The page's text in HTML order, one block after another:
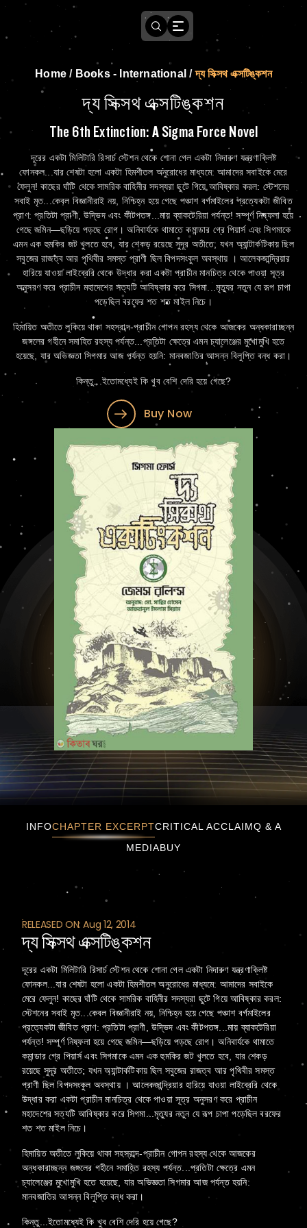
Home / Books - International /দ্য সিক্সথ এক্সটিঙ্কশন
দ্য সিক্সথ এক্সটিঙ্কশন
The 6th Extinction: A Sigma Force Novel
দূরের একটা মিলিটারি রিসার্চ স্টেশন থেকে শোনা গেল একটা নিদারুণ যন্ত্রণাক্লিষ্ট
ফোনকল...যার শেষটা হলো একটা হিমশীতল অনুরোধের মাধ্যমে: আমাদের সবাইকে মেরে
ফেলুন! কাছের ঘাঁটি থেকে সামরিক বাহিনীর সদস্যরা ছুটে গিয়ে আবিষ্কার করল: স্টেশনের
সবাই মৃত...কেবল বিজ্ঞানীরাই নয়, নিশ্চিহ্ন হয়ে গেছে পঞ্চাশ বর্গমাইলের প্রত্যেকটা জীবিত
প্রাণ: প্রতিটা প্রাণী, উদ্ভিদ এবং কীটপতঙ্গ...মায় ব্যাকটেরিয়া পর্যন্ত! সম্পূর্ণ নিষ্ফলা হয়ে
গেছে জমিন—ছড়িয়ে পড়ছে রোগ। অনিবার্যকে থামাতে কমান্ডার গ্রে পিয়ার্স এবং সিগমাকে
এমন এক হুমকির জট খুলতে হবে, যার শেকড় রয়েছে সুদূর অতীতে; যখন অ্যান্টার্কটিকায় ছিল
সবুজের রাজত্ব আর পৃথিবীর সমস্ত প্রাণী ছিল বিপদসংকুল অবস্থায় । আলেকজান্দ্রিয়ার
হারিয়ে যাওয়া লাইব্রেরি থেকে উদ্ধার করা একটা প্রাচীন মানচিত্র থেকে পাওয়া সূত্র
অনুসরণ করে প্রাচীন মহাদেশের সত্যটি আবিষ্কার করে সিগমা...মৃত্যুর নতুন যে রূপ চাপা
পড়েছিল বরফের শত শত মাইল নিচে।
হিমায়িত অতীতে লুকিয়ে থাকা সহস্রাব্দ-প্রাচীন গোপন রহস্য থেকে আজকের অন্ধকারাচ্ছন্ন
জঙ্গলের গহীনে সমাহিত রহস্য পর্যন্ত...প্রতিটা ক্ষেত্রে এমন চ্যালেঞ্জের মুখোমুখি হতে
হয়েছে, যার অভিজ্ঞতা সিগমার আজ পর্যন্ত হয়নি: মানবজাতির আসন্ন বিলুপ্তি বন্ধ করা।
কিন্তু...ইতোমধ্যেই কি খুব বেশি দেরি হয়ে গেছে?
Buy Now
INFOCHAPTER EXCERPTCRITICAL ACCLAIMQ & A
MEDIABUY
RELEASED ON: Aug 12, 2014
দ্য সিক্সথ এক্সটিঙ্কশন
দূরের একটা মিলিটারি রিসার্চ স্টেশন থেকে শোনা গেল একটা নিদারুণ যন্ত্রণাক্লিষ্ট
ফোনকল...যার শেষটা হলো একটা হিমশীতল অনুরোধের মাধ্যমে: আমাদের সবাইকে
মেরে ফেলুন! কাছের ঘাঁটি থেকে সামরিক বাহিনীর সদস্যরা ছুটে গিয়ে আবিষ্কার করল:
স্টেশনের সবাই মৃত...কেবল বিজ্ঞানীরাই নয়, নিশ্চিহ্ন হয়ে গেছে পঞ্চাশ বর্গমাইলের
প্রত্যেকটা জীবিত প্রাণ: প্রতিটা প্রাণী, উদ্ভিদ এবং কীটপতঙ্গ...মায় ব্যাকটেরিয়া
পর্যন্ত! সম্পূর্ণ নিষ্ফলা হয়ে গেছে জমিন—ছড়িয়ে পড়ছে রোগ। অনিবার্যকে থামাতে
কমান্ডার গ্রে পিয়ার্স এবং সিগমাকে এমন এক হুমকির জট খুলতে হবে, যার শেকড়
রয়েছে সুদূর অতীতে; যখন অ্যান্টার্কটিকায় ছিল সবুজের রাজত্ব আর পৃথিবীর সমস্ত
প্রাণী ছিল বিপদসংকুল অবস্থায় । আলেকজান্দ্রিয়ার হারিয়ে যাওয়া লাইব্রেরি থেকে
উদ্ধার করা একটা প্রাচীন মানচিত্র থেকে পাওয়া সূত্র অনুসরণ করে প্রাচীন
মহাদেশের সত্যটি আবিষ্কার করে সিগমা...মৃত্যুর নতুন যে রূপ চাপা পড়েছিল বরফের
শত শত মাইল নিচে।
হিমায়িত অতীতে লুকিয়ে থাকা সহস্রাব্দ-প্রাচীন গোপন রহস্য থেকে আজকের
অন্ধকারাচ্ছন্ন জঙ্গলের গহীনে সমাহিত রহস্য পর্যন্ত...প্রতিটা ক্ষেত্রে এমন
চ্যালেঞ্জের মুখোমুখি হতে হয়েছে, যার অভিজ্ঞতা সিগমার আজ পর্যন্ত হয়নি:
মানবজাতির আসন্ন বিলুপ্তি বন্ধ করা।
কিন্তু...ইতোমধ্যেই কি খুব বেশি দেরি হয়ে গেছে?